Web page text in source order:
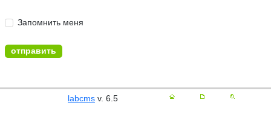
Запомнить меня
labcms v. 6.5